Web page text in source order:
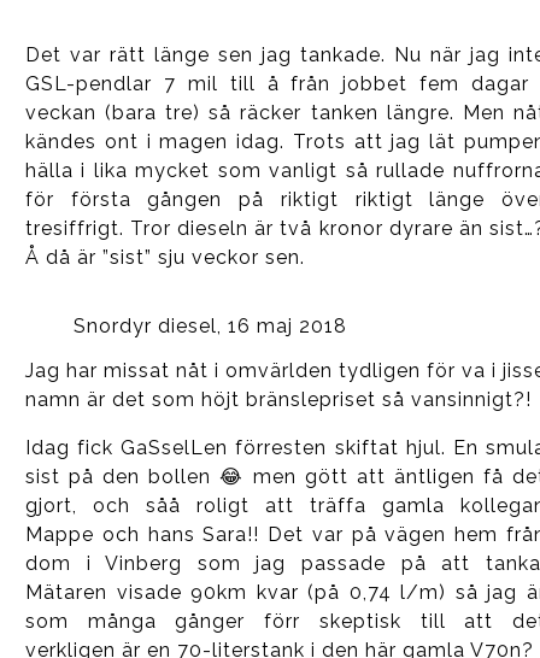
Det var rätt länge sen jag tankade. Nu när jag
GSL-pendlar 7 mil till å från jobbet fem dagar
veckan (bara tre) så räcker tanken längre. Men
kändes ont i magen idag. Trots att jag lät
hälla i lika mycket som vanligt så rullade
för första gången på riktigt riktigt länge
tresiffrigt. Tror dieseln är två kronor dyrare än
Å då är ”sist” sju veckor sen.
Snordyr diesel, 16 maj 2018
Jag har missat nåt i omvärlden tydligen för va i
namn är det som höjt bränslepriset så vansinnigt?!
Idag fick GaSselLen förresten skiftat hjul. En
sist på den bollen 😂 men gött att äntligen få
gjort, och såå roligt att träffa gamla
Mappe och hans Sara!! Det var på vägen hem
dom i Vinberg som jag passade på att
Mätaren visade 90km kvar (på 0,74 l/m) så jag
som många gånger förr skeptisk till att
verkligen är en 70-literstank i den här gamla V70n?